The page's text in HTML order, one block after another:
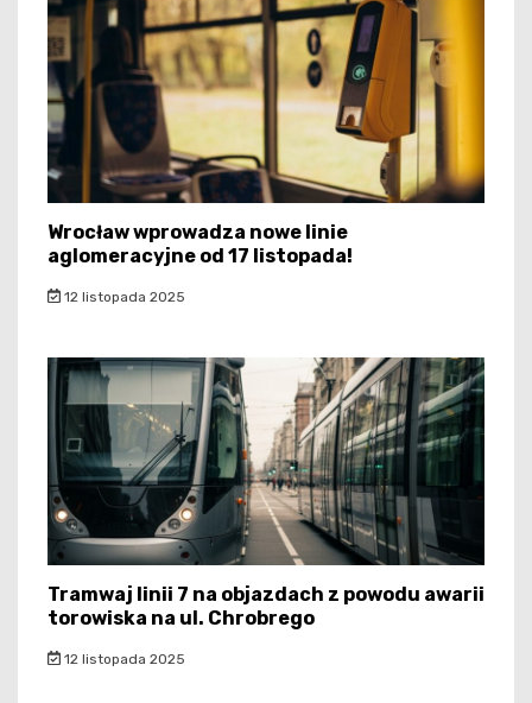
Wrocław wprowadza nowe linie
aglomeracyjne od 17 listopada!
12 listopada 2025
Tramwaj linii 7 na objazdach z powodu awarii
torowiska na ul. Chrobrego
12 listopada 2025